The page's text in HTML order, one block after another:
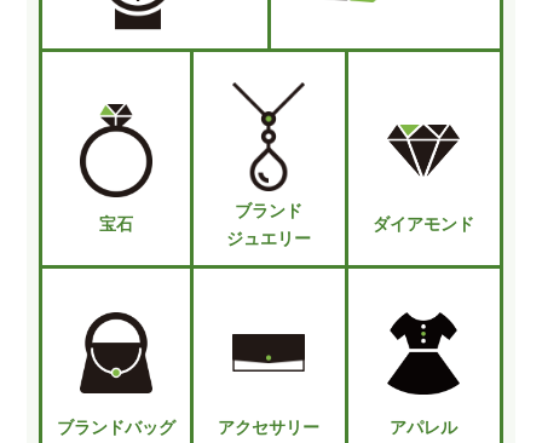
宝石
ブランド
ジュエリー
ダイアモンド
ブランドバッグ アクセサリー アパレル